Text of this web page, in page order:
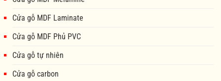
Cửa gỗ MDF Laminate
Cửa gỗ MDF Phủ PVC
Cửa gỗ tự nhiên
Cửa gỗ carbon